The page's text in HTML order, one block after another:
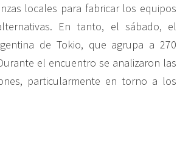
locales para fabricar los equipos
En tanto, el sábado, el
de Tokio, que agrupa a 270
el encuentro se analizaron las
particularmente en torno a los